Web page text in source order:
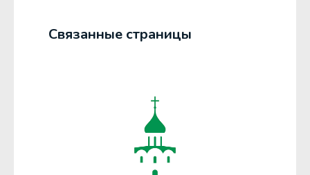
Связанные страницы